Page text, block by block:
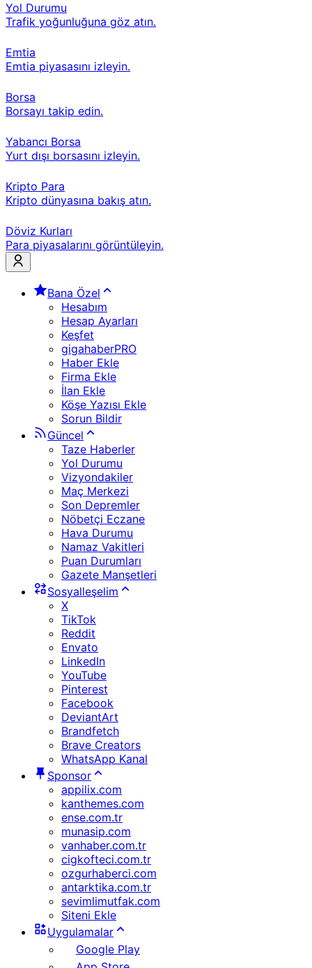
Yol Durumu
Trafik yoğunluğuna göz atın.
Emtia
Emtia piyasasını izleyin.
Borsa
Borsayı takip edin.
Yabancı Borsa
Yurt dışı borsasını izleyin.
Kripto Para
Kripto dünyasına bakış atın.
Döviz Kurları
Para piyasalarını görüntüleyin.
Bana Özel
Hesabım
Hesap Ayarları
Keşfet
gigahaberPRO
Haber Ekle
Firma Ekle
İlan Ekle
Köşe Yazısı Ekle
Sorun Bildir
Güncel
Taze Haberler
Yol Durumu
Vizyondakiler
Maç Merkezi
Son Depremler
Nöbetçi Eczane
Hava Durumu
Namaz Vakitleri
Puan Durumları
Gazete Manşetleri
Sosyalleşelim
X
TikTok
Reddit
Envato
LinkedIn
YouTube
Pinterest
Facebook
DeviantArt
Brandfetch
Brave Creators
WhatsApp Kanal
Sponsor
appilix.com
kanthemes.com
ense.com.tr
munasip.com
vanhaber.com.tr
cigkofteci.com.tr
ozgurhaberci.com
antarktika.com.tr
sevimlimutfak.com
Siteni Ekle
Uygulamalar
Google Play